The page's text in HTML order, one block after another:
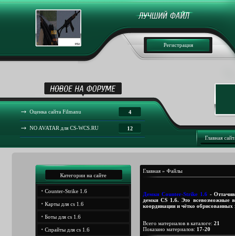
Регистрация
4
Оценка сайта Filmanu
12
NO AVATAR для CS-WCS.RU
Главная
Категории на сайте
Counter-Strike 1.6
Карты для cs 1.6
Боты для cs 1.6
Спрайты для cs 1.6
Главная » Файлы
Демки Counter-Strike 1.6-
демки CS 1.6. Это всевозможные
координации и чётко обрисованных
Всего материалов в каталоге: 21
Показано материалов: 17-20